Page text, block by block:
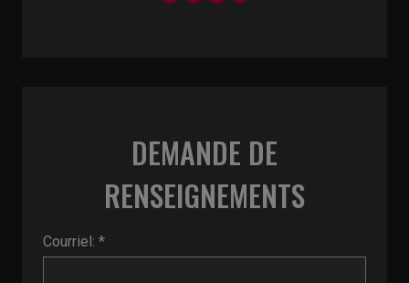
DEMANDE DE
RENSEIGNEMENTS
Courriel: *